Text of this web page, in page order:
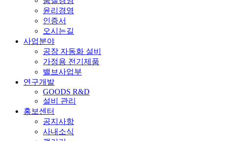
윤리경영
인증서
오시는길
사업분야
공장 자동화 설비
가정용 전기제품
밸브사업부
연구개발
GOODS R&D
설비 관리
홍보센터
공지사항
사내소식